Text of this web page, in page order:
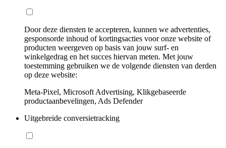
Door deze diensten te accepteren, kunnen we advertenties,
gesponsorde inhoud of kortingsacties voor onze website of
producten weergeven op basis van jouw surf- en
winkelgedrag en het succes hiervan meten. Met jouw
toestemming gebruiken we de volgende diensten van derden
op deze website:
Meta-Pixel, Microsoft Advertising, Klikgebaseerde
productaanbevelingen, Ads Defender
Uitgebreide conversietracking